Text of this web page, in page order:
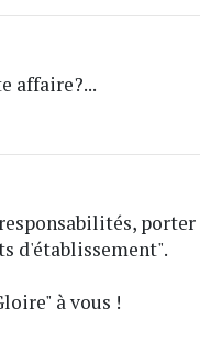
affaire?...
d'établissement".
à vous !